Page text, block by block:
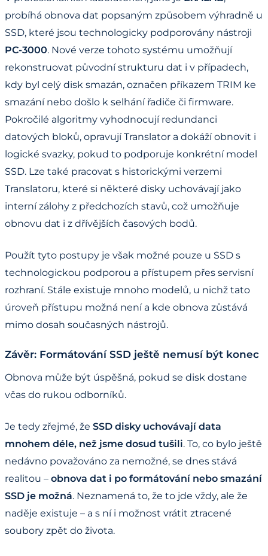
probíhá obnova dat popsaným způsobem výhradně u
SSD, které jsou technologicky podporovány nástroji
PC-3000. Nové verze tohoto systému umožňují
rekonstruovat původní strukturu dat i v případech,
kdy byl celý disk smazán, označen příkazem TRIM ke
smazání nebo došlo k selhání řadiče či firmware.
Pokročilé algoritmy vyhodnocují redundanci
datových bloků, opravují Translator a dokáží obnovit i
logické svazky, pokud to podporuje konkrétní model
SSD. Lze také pracovat s historickými verzemi
Translatoru, které si některé disky uchovávají jako
interní zálohy z předchozích stavů, což umožňuje
obnovu dat i z dřívějších časových bodů.
Použít tyto postupy je však možné pouze u SSD s
technologickou podporou a přístupem přes servisní
rozhraní. Stále existuje mnoho modelů, u nichž tato
úroveň přístupu možná není a kde obnova zůstává
mimo dosah současných nástrojů.
Závěr: Formátování SSD ještě nemusí být konec
Obnova může být úspěšná, pokud se disk dostane
včas do rukou odborníků.
Je tedy zřejmé, že SSD disky uchovávají data
mnohem déle, než jsme dosud tušili. To, co bylo ještě
nedávno považováno za nemožné, se dnes stává
realitou – obnova dat i po formátování nebo smazání
SSD je možná. Neznamená to, že to jde vždy, ale že
naděje existuje – a s ní i možnost vrátit ztracené
soubory zpět do života.